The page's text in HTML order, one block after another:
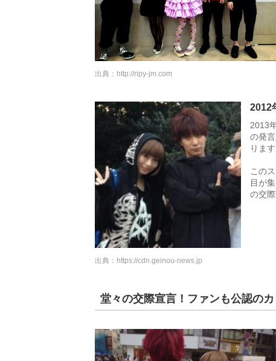
出典： http://ripy-jm.com
2012
2013
の発
ります
この
目が
の交際
出典： https://cdn.geinou-news.jp
堂々の交際宣言！ファンも公認の